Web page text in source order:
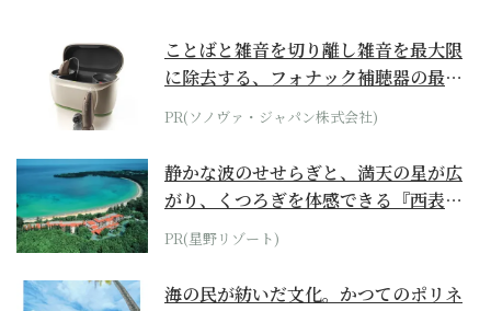
ことばと雑音を切り離し雑音を最大限
に除去する、フォナック補聴器の最上
位モデル
PR(ソノヴァ・ジャパン株式会社)
静かな波のせせらぎと、満天の星が広
がり、くつろぎを体感できる『西表島
ホテル by...
PR(星野リゾート)
海の民が紡いだ文化。かつてのポリネ